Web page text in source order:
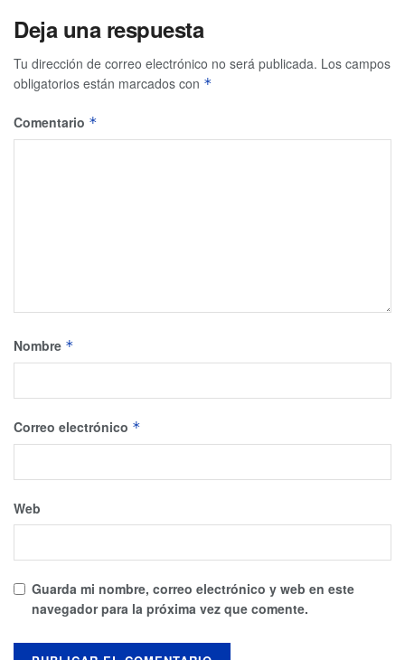
Deja una respuesta
Tu dirección de correo electrónico no será publicada. Los campos
obligatorios están marcados con *
Comentario *
Nombre *
Correo electrónico *
Web
Guarda mi nombre, correo electrónico y web en este
navegador para la próxima vez que comente.